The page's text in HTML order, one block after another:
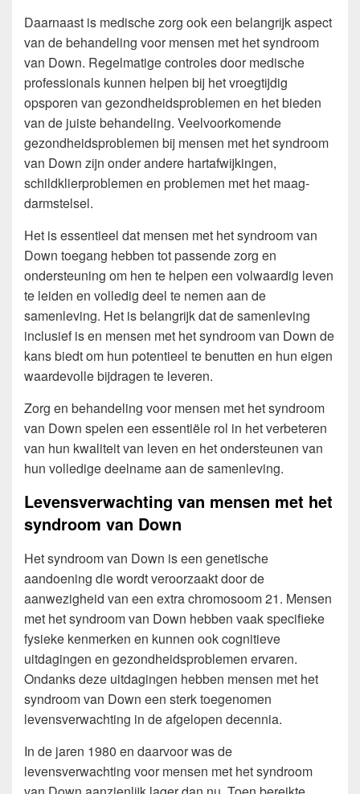
Daarnaast is medische zorg ook een belangrijk aspect
van de behandeling voor mensen met het syndroom
van Down. Regelmatige controles door medische
professionals kunnen helpen bij het vroegtijdig
opsporen van gezondheidsproblemen en het bieden
van de juiste behandeling. Veelvoorkomende
gezondheidsproblemen bij mensen met het syndroom
van Down zijn onder andere hartafwijkingen,
schildklierproblemen en problemen met het maag-
darmstelsel.
Het is essentieel dat mensen met het syndroom van
Down toegang hebben tot passende zorg en
ondersteuning om hen te helpen een volwaardig leven
te leiden en volledig deel te nemen aan de
samenleving. Het is belangrijk dat de samenleving
inclusief is en mensen met het syndroom van Down de
kans biedt om hun potentieel te benutten en hun eigen
waardevolle bijdragen te leveren.
Zorg en behandeling voor mensen met het syndroom
van Down spelen een essentiële rol in het verbeteren
van hun kwaliteit van leven en het ondersteunen van
hun volledige deelname aan de samenleving.
Levensverwachting van mensen met het
syndroom van Down
Het syndroom van Down is een genetische
aandoening die wordt veroorzaakt door de
aanwezigheid van een extra chromosoom 21. Mensen
met het syndroom van Down hebben vaak specifieke
fysieke kenmerken en kunnen ook cognitieve
uitdagingen en gezondheidsproblemen ervaren.
Ondanks deze uitdagingen hebben mensen met het
syndroom van Down een sterk toegenomen
levensverwachting in de afgelopen decennia.
In de jaren 1980 en daarvoor was de
levensverwachting voor mensen met het syndroom